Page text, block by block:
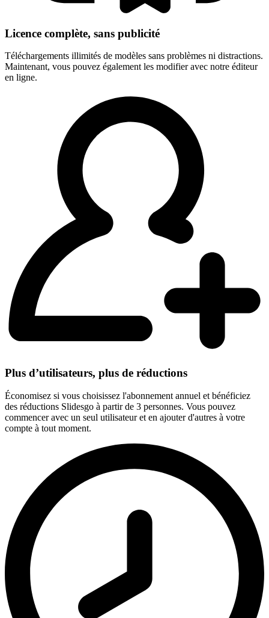
Licence complète, sans publicité
Téléchargements illimités de modèles sans problèmes ni distractions.
Maintenant, vous pouvez également les modifier avec notre éditeur
en ligne.
Plus d’utilisateurs, plus de réductions
Économisez si vous choisissez l'abonnement annuel et bénéficiez
des réductions Slidesgo à partir de 3 personnes. Vous pouvez
commencer avec un seul utilisateur et en ajouter d'autres à votre
compte à tout moment.